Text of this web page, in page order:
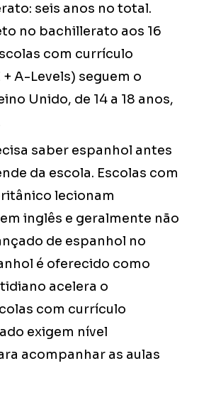
seis anos no total.
no bachillerato aos 16
com currículo
A-Levels) seguem o
Unido, de 14 a 18 anos,
saber espanhol antes
da escola. Escolas com
lecionam
inglês e geralmente não
de espanhol no
é oferecido como
acelera o
com currículo
exigem nível
acompanhar as aulas